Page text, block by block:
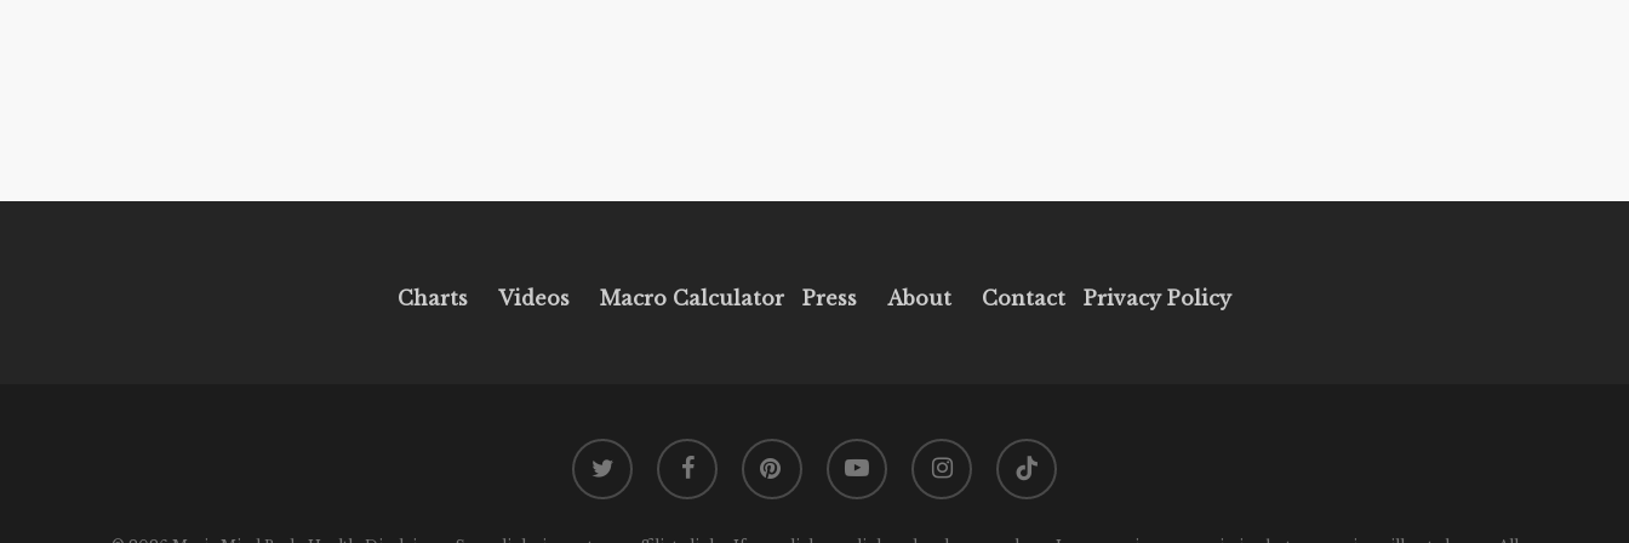
Charts Videos Macro Calculator Press About Contact Privacy Policy
twitter facebook pinterest youtube instagram tiktok